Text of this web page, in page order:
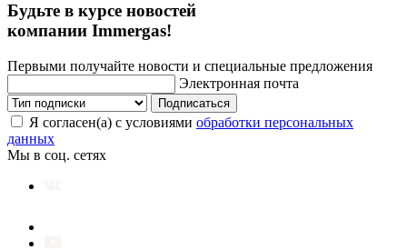
Будьте в курсе новостей
компании Immergas!
Первыми получайте новости и специальные предложения
Электронная почта
Подписаться
Я согласен(а) с условиями обработки персональных
данных
Мы в соц. сетях